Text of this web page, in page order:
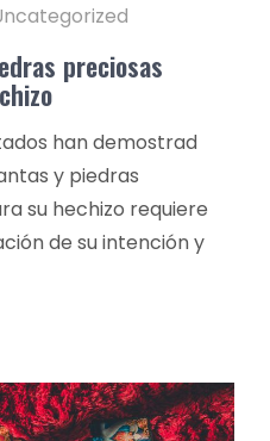
preciosas
han demostrad
y piedras
su hechizo requiere
de su intención y